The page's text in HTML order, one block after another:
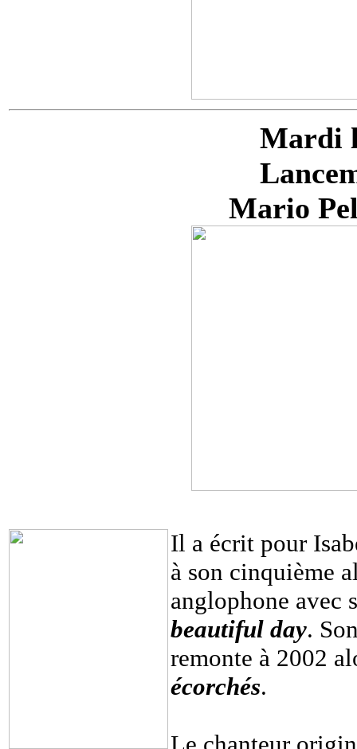
Mardi
Mario
Il a écrit pour
à son cinquième
anglophone avec
beautiful day.
remonte à 2002
écorchés.